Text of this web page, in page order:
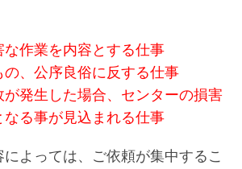
な作業を内容とする仕事
の、公序良俗に反する仕事
が発生した場合、センターの損害
る事が見込まれる仕事
によっては、ご依頼が集中するこ